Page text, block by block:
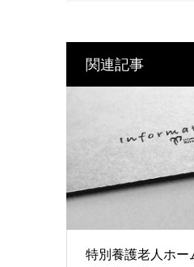
関連記事
特別養護老人ホー